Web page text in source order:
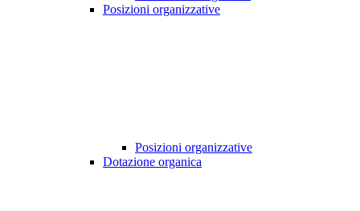
Posizioni organizzative
Posizioni organizzative
Dotazione organica